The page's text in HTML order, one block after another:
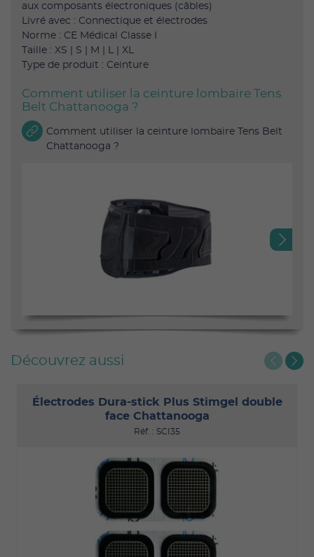
aux composants électroniques (câbles)
Livré avec : Connectique et électrodes
Norme : CE Médical Classe I
Taille : XS | S | M | L | XL
Type de produit : Ceinture
Comment utiliser la ceinture lombaire Tens
Belt Chattanooga ?
Comment utiliser la ceinture lombaire Tens Belt
Chattanooga ?
Découvrez aussi
Électrodes Dura-stick Plus Stimgel double
face Chattanooga
Réf. : SCI35